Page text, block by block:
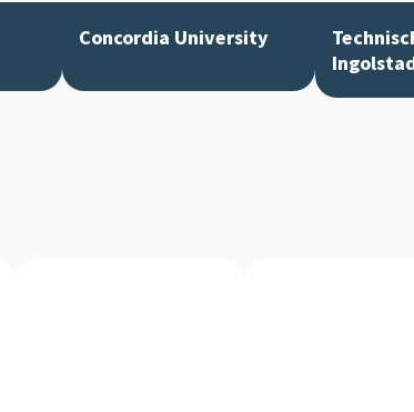
Concordia University